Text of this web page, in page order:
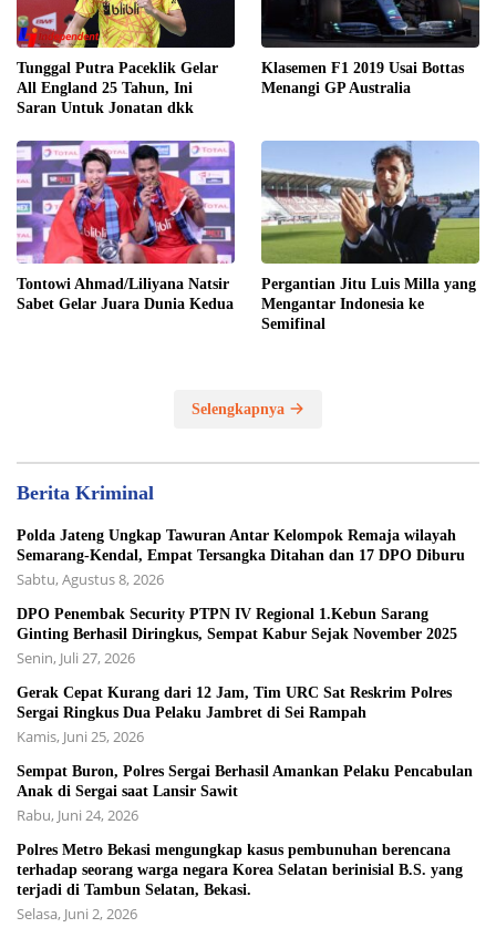
Tunggal Putra Paceklik Gelar
All England 25 Tahun, Ini
Saran Untuk Jonatan dkk
Klasemen F1 2019 Usai Bottas
Menangi GP Australia
Tontowi Ahmad/Liliyana Natsir
Sabet Gelar Juara Dunia Kedua
Pergantian Jitu Luis Milla yang
Mengantar Indonesia ke
Semifinal
Selengkapnya
Berita Kriminal
Polda Jateng Ungkap Tawuran Antar Kelompok Remaja wilayah
Semarang-Kendal, Empat Tersangka Ditahan dan 17 DPO Diburu
Sabtu, Agustus 8, 2026
DPO Penembak Security PTPN IV Regional 1.Kebun Sarang
Ginting Berhasil Diringkus, Sempat Kabur Sejak November 2025
Senin, Juli 27, 2026
Gerak Cepat Kurang dari 12 Jam, Tim URC Sat Reskrim Polres
Sergai Ringkus Dua Pelaku Jambret di Sei Rampah
Kamis, Juni 25, 2026
Sempat Buron, Polres Sergai Berhasil Amankan Pelaku Pencabulan
Anak di Sergai saat Lansir Sawit
Rabu, Juni 24, 2026
Polres Metro Bekasi mengungkap kasus pembunuhan berencana
terhadap seorang warga negara Korea Selatan berinisial B.S. yang
terjadi di Tambun Selatan, Bekasi.
Selasa, Juni 2, 2026